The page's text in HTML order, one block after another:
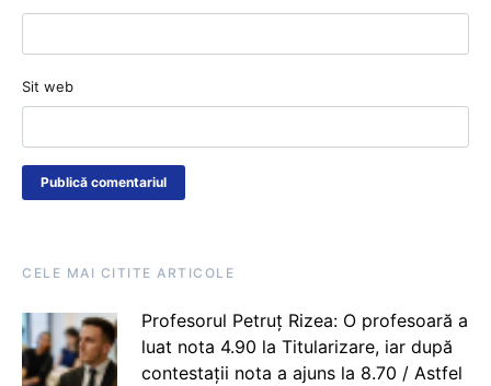
Sit web
CELE MAI CITITE ARTICOLE
Profesorul Petruț Rizea: O profesoară a
luat nota 4.90 la Titularizare, iar după
contestații nota a ajuns la 8.70 / Astfel